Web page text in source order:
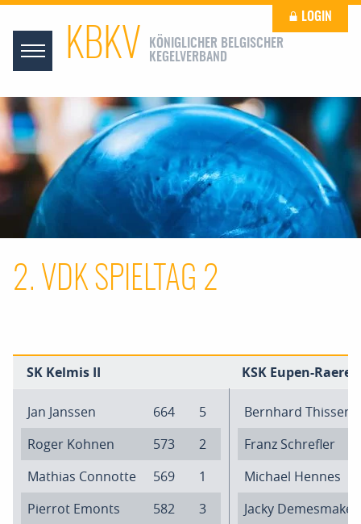
KBKV
KÖNIGLICHER BELGISCHER
KEGELVERBAND
LOGIN
2. VDK SPIELTAG 2
SK Kelmis II KSK Eupen-
Jan Janssen 664
5
Roger Kohnen
573
2
Mathias Connotte
569
1
Pierrot Emonts
582
3
Bernhard Thissen
Franz Schrefler
Michael Hennes
Jacky Demesmaker